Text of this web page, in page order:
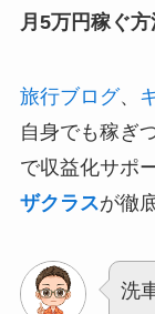
月5万円稼ぐ方
旅行ブログ、
自身でも稼ぎ
で収益化サポ
ザクラスが徹
洗